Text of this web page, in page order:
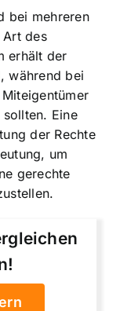
bei mehreren
Art des
erhält der
während bei
Eine
der Rechte
um
gerechte